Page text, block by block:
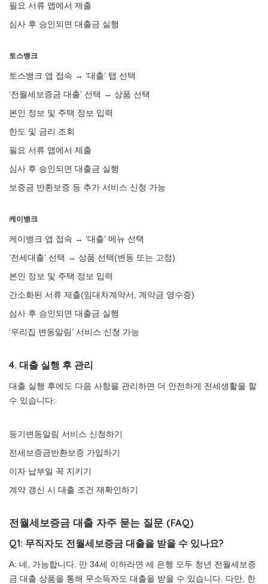
필요 서류 앱에서 제출
심사 후 승인되면 대출금 실행
토스뱅크
토스뱅크 앱 접속 → ‘대출’ 탭 선택
‘전월세보증금 대출’ 선택 → 상품 선택
본인 정보 및 주택 정보 입력
한도 및 금리 조회
필요 서류 앱에서 제출
심사 후 승인되면 대출금 실행
보증금 반환보증 등 추가 서비스 신청 가능
케이뱅크
케이뱅크 앱 접속 → ‘대출’ 메뉴 선택
‘전세대출’ 선택 → 상품 선택(변동 또는 고정)
본인 정보 및 주택 정보 입력
간소화된 서류 제출(임대차계약서, 계약금 영수증)
심사 후 승인되면 대출금 실행
‘우리집 변동알림’ 서비스 신청 가능
4. 대출 실행 후 관리
대출 실행 후에도 다음 사항을 관리하면 더 안전하게 전세생활을 할
수 있습니다:
등기변동알림 서비스 신청하기
전세보증금반환보증 가입하기
이자 납부일 꼭 지키기
계약 갱신 시 대출 조건 재확인하기
전월세보증금 대출 자주 묻는 질문 (FAQ)
Q1: 무직자도 전월세보증금 대출을 받을 수 있나요?
A: 네, 가능합니다. 만 34세 이하라면 세 은행 모두 청년 전월세보증
금 대출 상품을 통해 무소득자도 대출을 받을 수 있습니다. 다만, 한